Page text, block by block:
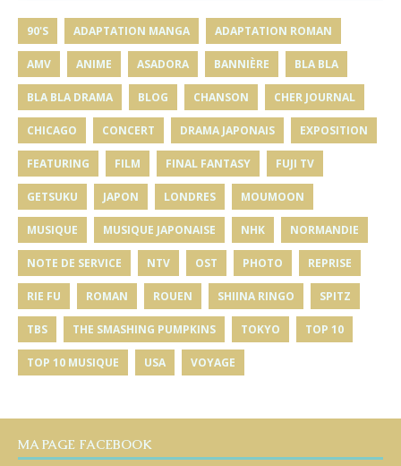
90'S ADAPTATION MANGA ADAPTATION ROMAN
AMV ANIME ASADORA BANNIÈRE BLA BLA
BLA BLA DRAMA BLOG CHANSON CHER JOURNAL
CHICAGO CONCERT DRAMA JAPONAIS EXPOSITION
FEATURING FILM FINAL FANTASY FUJI TV
GETSUKU JAPON LONDRES MOUMOON
MUSIQUE MUSIQUE JAPONAISE NHK NORMANDIE
NOTE DE SERVICE NTV OST PHOTO REPRISE
RIE FU ROMAN ROUEN SHIINA RINGO SPITZ
TBS THE SMASHING PUMPKINS TOKYO TOP 10
TOP 10 MUSIQUE USA VOYAGE
MA PAGE FACEBOOK